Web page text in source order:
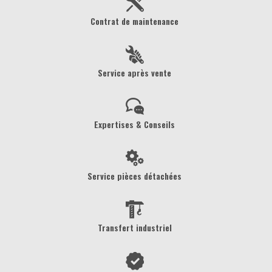
Contrat de maintenance
Service après vente
Expertises & Conseils
Service pièces détachées
Transfert industriel